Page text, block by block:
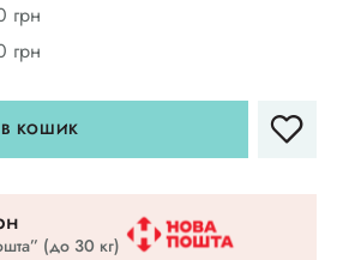
грн
грн
КОШИК
(до 30 кг)